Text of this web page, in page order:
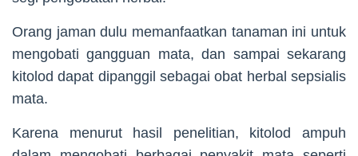
Orang jaman dulu memanfaatkan tanaman ini untuk
mengobati gangguan mata, dan sampai sekarang
kitolod dapat dipanggil sebagai obat herbal sepsialis
mata.
Karena menurut hasil penelitian, kitolod ampuh